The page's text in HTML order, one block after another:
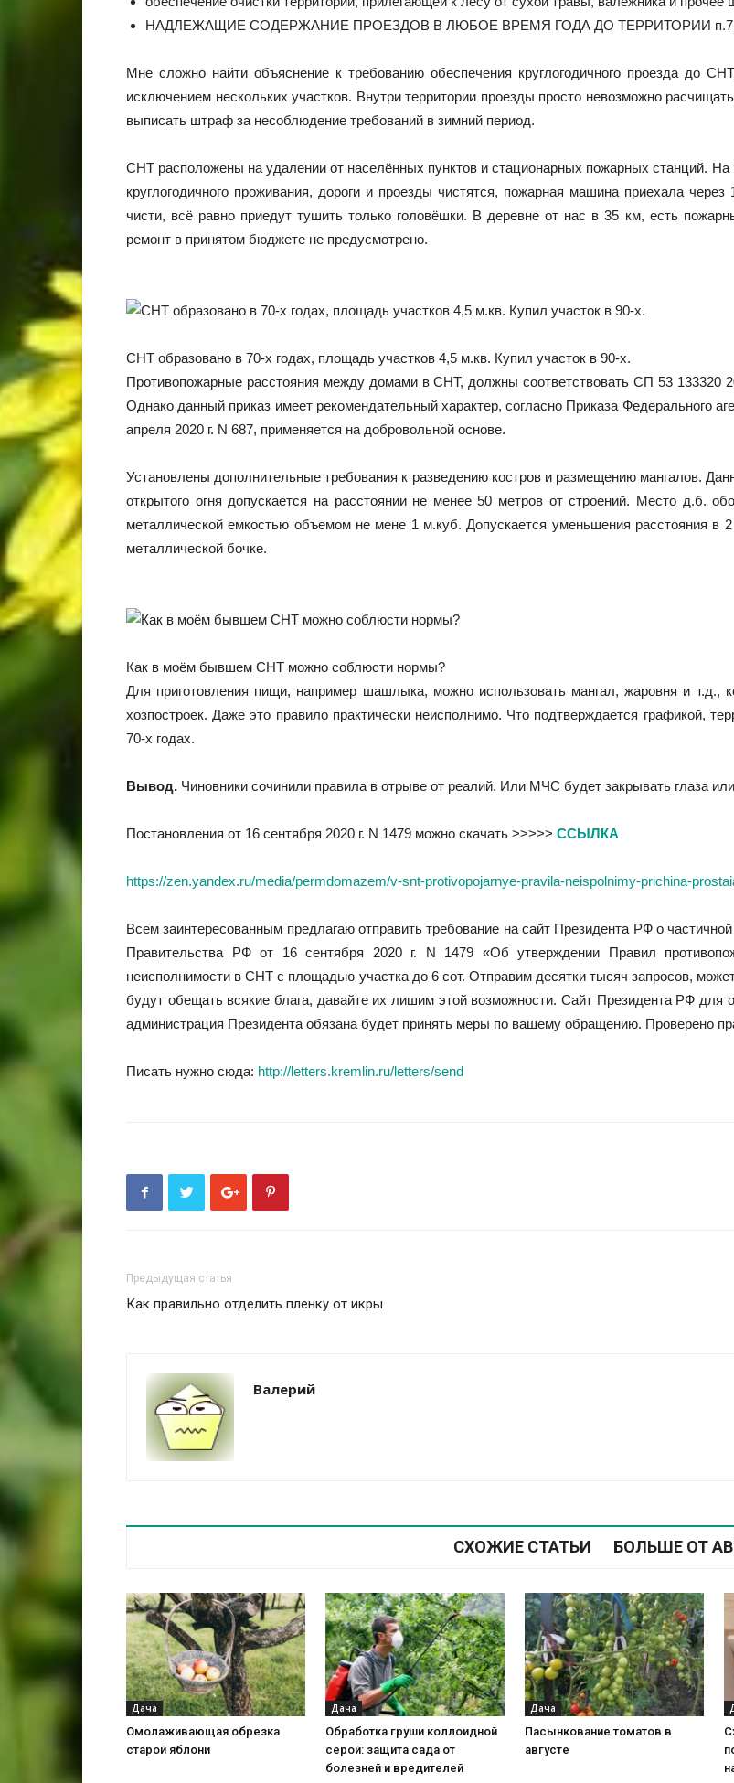
НАДЛЕЖАЩИЕ СОДЕРЖАНИЕ ПРОЕЗДОВ В ЛЮБОЕ ВРЕМЯ ГОДА ДО ТЕРРИТОРИИ
Мне сложно найти объяснение к требованию обеспечения круглогодичного проезда до
исключением нескольких участков. Внутри территории проезды просто невозможно
выписать штраф за несоблюдение требований в зимний период.
СНТ расположены на удалении от населённых пунктов и стационарных пожарных станций.
круглогодичного проживания, дороги и проезды чистятся, пожарная машина приехала
чисти, всё равно приедут тушить только головёшки. В деревне от нас в 35 км, есть
ремонт в принятом бюджете не предусмотрено.
СНТ образовано в 70-х годах, площадь участков 4,5 м.кв. Купил участок в 90-х.
Противопожарные расстояния между домами в СНТ, должны соответствовать СП 53 133320
Однако данный приказ имеет рекомендательный характер, согласно Приказа Федерального
апреля 2020 г. N 687, применяется на добровольной основе.
Установлены дополнительные требования к разведению костров и размещению мангалов.
открытого огня допускается на расстоянии не менее 50 метров от строений. Место д.б.
металлической емкостью объемом не мене 1 м.куб. Допускается уменьшения расстояния в
металлической бочке.
Как в моём бывшем СНТ можно соблюсти нормы?
Для приготовления пищи, например шашлыка, можно использовать мангал, жаровня и т.д.,
хозпостроек. Даже это правило практически неисполнимо. Что подтверждается графикой,
70-х годах.
Вывод. Чиновники сочинили правила в отрыве от реалий. Или МЧС будет закрывать глаза
Постановления от 16 сентября 2020 г. N 1479 можно скачать >>>>> ССЫЛКА
https://zen.yandex.ru/media/permdomazem/v-snt-protivopojarnye-pravila-neispolnimy-prichina-
Всем заинтересованным предлагаю отправить требование на сайт Президента РФ о
Правительства РФ от 16 сентября 2020 г. N 1479 «Об утверждении Правил
неисполнимости в СНТ с площадью участка до 6 сот. Отправим десятки тысяч запросов,
будут обещать всякие блага, давайте их лишим этой возможности. Сайт Президента РФ
администрация Президента обязана будет принять меры по вашему обращению. Проверено
Писать нужно сюда: http://letters.kremlin.ru/letters/send
Предыдущая статья
Как правильно отделить пленку от икры
Валерий
СХОЖИЕ СТАТЬИ БОЛЬШЕ ОТ
Дача
Омолаживающая обрезка
старой яблони
Дача
Обработка груши коллоидной
серой: защита сада от
болезней и вредителей
Дача
Пасынкование томатов в
августе